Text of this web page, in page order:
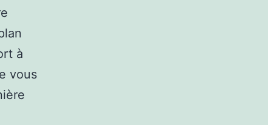
à
vous